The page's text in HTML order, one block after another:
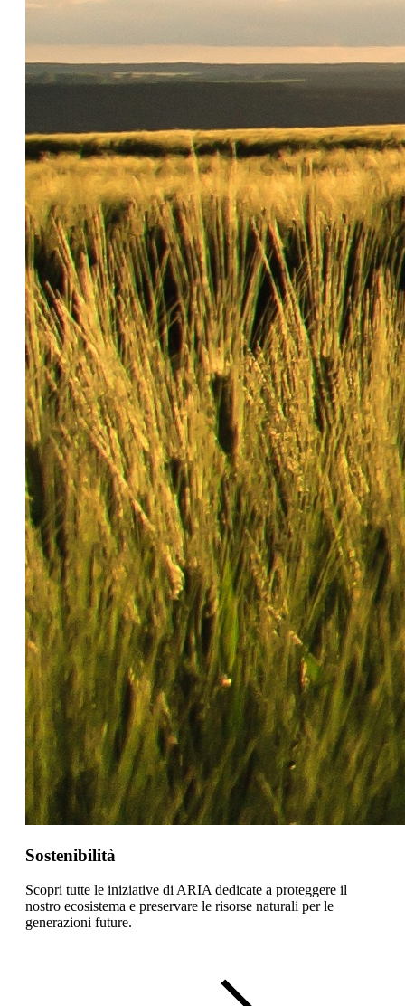
Sostenibilità
Scopri tutte le iniziative di ARIA dedicate a proteggere il
nostro ecosistema e preservare le risorse naturali per le
generazioni future.